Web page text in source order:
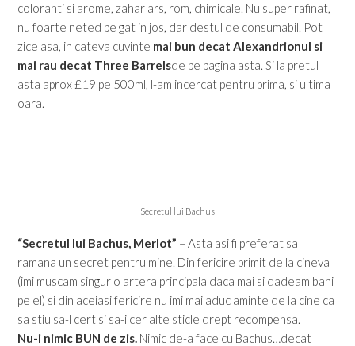
coloranti si arome, zahar ars, rom, chimicale. Nu super rafinat,
nu foarte neted pe gat in jos, dar destul de consumabil. Pot
zice asa, in cateva cuvinte mai bun decat Alexandrionul si
mai rau decat Three Barrelsde pe pagina asta. Si la pretul
asta aprox £19 pe 500ml, l-am incercat pentru prima, si ultima
oara.
Secretul lui Bachus
“Secretul lui Bachus, Merlot” – Asta asi fi preferat sa
ramana un secret pentru mine. Din fericire primit de la cineva
(imi muscam singur o artera principala daca mai si dadeam bani
pe el) si din aceiasi fericire nu imi mai aduc aminte de la cine ca
sa stiu sa-l cert si sa-i cer alte sticle drept recompensa.
Nu-i nimic BUN de zis. Nimic de-a face cu Bachus…decat